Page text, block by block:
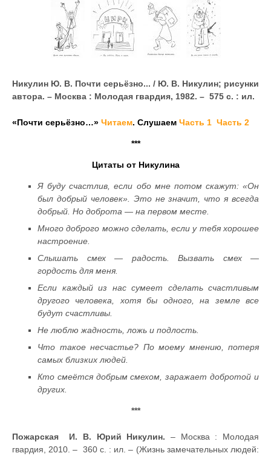
Никулин Ю. В. Почти серьёзно... / Ю. В. Никулин; рисунки
автора. – Москва : Молодая гвардия, 1982. – 575 с. : ил.
«Почти серьёзно…» Читаем. Слушаем Часть 1 Часть 2
***
Цитаты от Никулина
Я буду счастлив, если обо мне потом скажут: «Он
был добрый человек». Это не значит, что я всегда
добрый. Но доброта — на первом месте.
Много доброго можно сделать, если у тебя хорошее
настроение.
Слышать смех — радость. Вызвать смех —
гордость для меня.
Если каждый из нас сумеет сделать счастливым
другого человека, хотя бы одного, на земле все
будут счастливы.
Не люблю жадность, ложь и подлость.
Что такое несчастье? По моему мнению, потеря
самых близких людей.
Кто смеётся добрым смехом, заражает добротой и
других.
***
Пожарская И. В. Юрий Никулин. – Москва : Молодая
гвардия, 2010. – 360 с. : ил. – (Жизнь замечательных людей: